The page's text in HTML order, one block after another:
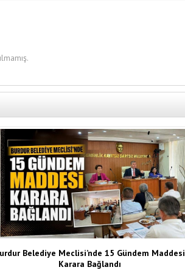
Belediye Meclisi’nde 15 Gündem Maddesi
Karara Bağlandı